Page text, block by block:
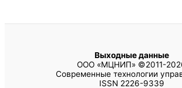
Выходные данные
ООО «МЦНИП» ©2011-
Современные технологии
ISSN 2226-9339